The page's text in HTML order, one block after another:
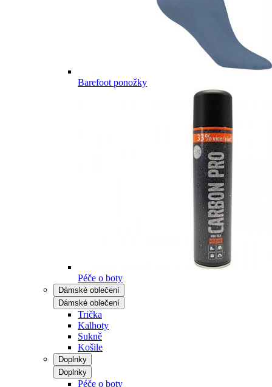
Barefoot ponožky
Péče o boty
Dámské oblečení
Dámské oblečení
Trička
Kalhoty
Sukně
Košile
Doplnky
Doplnky
Péče o boty